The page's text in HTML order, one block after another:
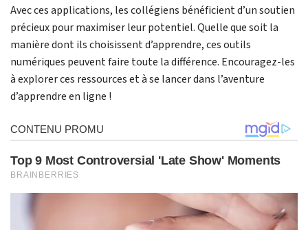
Avec ces applications, les collégiens bénéficient d’un soutien
précieux pour maximiser leur potentiel. Quelle que soit la
manière dont ils choisissent d’apprendre, ces outils
numériques peuvent faire toute la différence. Encouragez-les
à explorer ces ressources et à se lancer dans l’aventure
d’apprendre en ligne !